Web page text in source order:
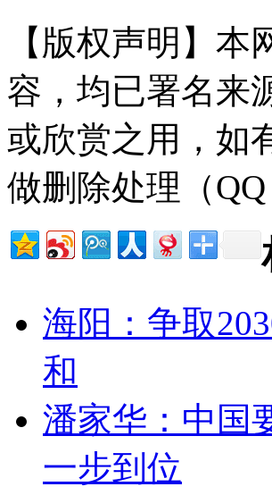
【版权声明】
容，均已署名来
或欣赏之用，如
做删除处理（
海阳：争取
和
潘家华：中国
一步到位